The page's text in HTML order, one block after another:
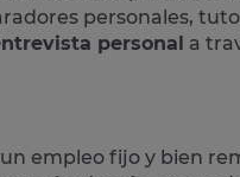
personales,
personal a
empleo fijo y bien